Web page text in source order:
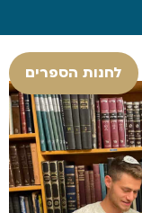
לחנות הספרים